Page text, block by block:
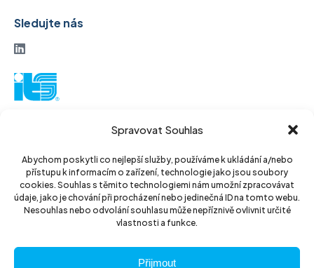
Spravovat Souhlas
Abychom poskytli co nejlepší služby, používáme k ukládání a/nebo
přístupu k informacím o zařízení, technologie jako jsou soubory
cookies. Souhlas s těmito technologiemi nám umožní zpracovávat
údaje, jako je chování při procházení nebo jedinečná ID na tomto webu.
Nesouhlas nebo odvolání souhlasu může nepříznivě ovlivnit určité
vlastnosti a funkce.
Přijmout
Sledujte nás
130 52 Praha3
Czech Republic
IČ: 14889811